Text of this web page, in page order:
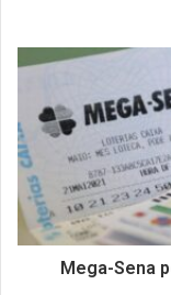
Mega-Sena